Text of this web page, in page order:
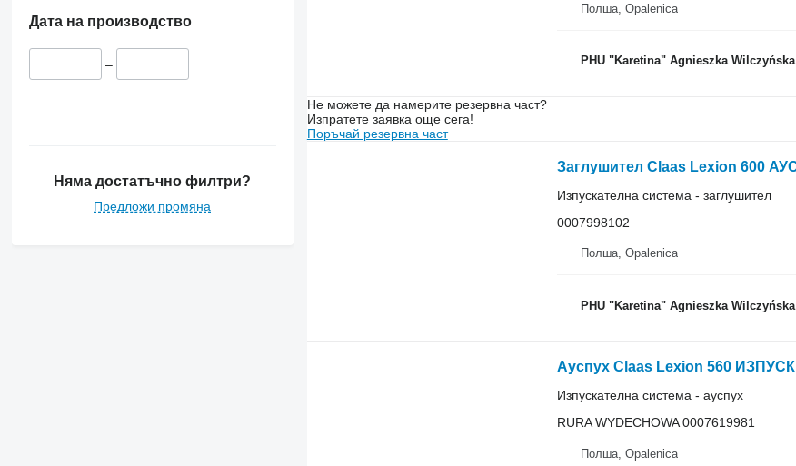
Дата на производство
–
Няма достатъчно филтри?
Предложи промяна
Полша, Opalenica
PHU "Karetina" Agnieszka Wilczyńska
Не можете да намерите резервна част?
Изпратете заявка още сега!
Поръчай резервна част
Изпускателна система - заглушител
0007998102
Полша, Opalenica
PHU "Karetina" Agnieszka Wilczyńska
Изпускателна система - ауспух
RURA WYDECHOWA 0007619981
Полша, Opalenica